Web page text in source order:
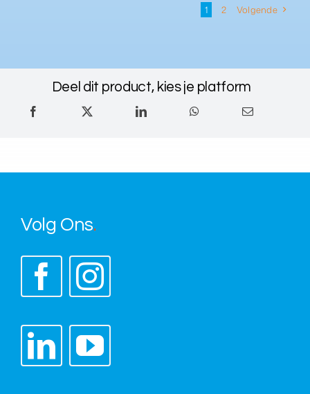
1 2 Volgende
Deel dit product, kies je platform
Volg Ons.